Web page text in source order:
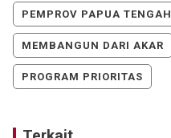
PEMPROV PAPUA TENGAH
MEMBANGUN DARI AKAR
PROGRAM PRIORITAS